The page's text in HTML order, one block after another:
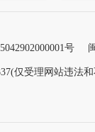
号
仅受理网站违法和